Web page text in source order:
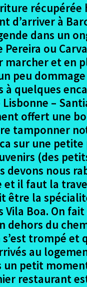
d’arriver à
dans un
ou
marcher et en
peu
quelques
–
offert une
tamponner
sur une
(des
devons nous
et il faut la
être la
Boa. On
du
trompé et
au
un petit
restaurant